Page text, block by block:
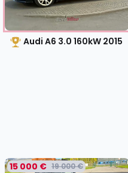
Audi A6 3.0 160kW 2015
15 000 € 19 000 €